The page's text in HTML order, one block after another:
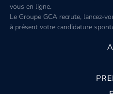
vous en ligne.
Le Groupe GCA recrute, lancez-
à présent votre candidature